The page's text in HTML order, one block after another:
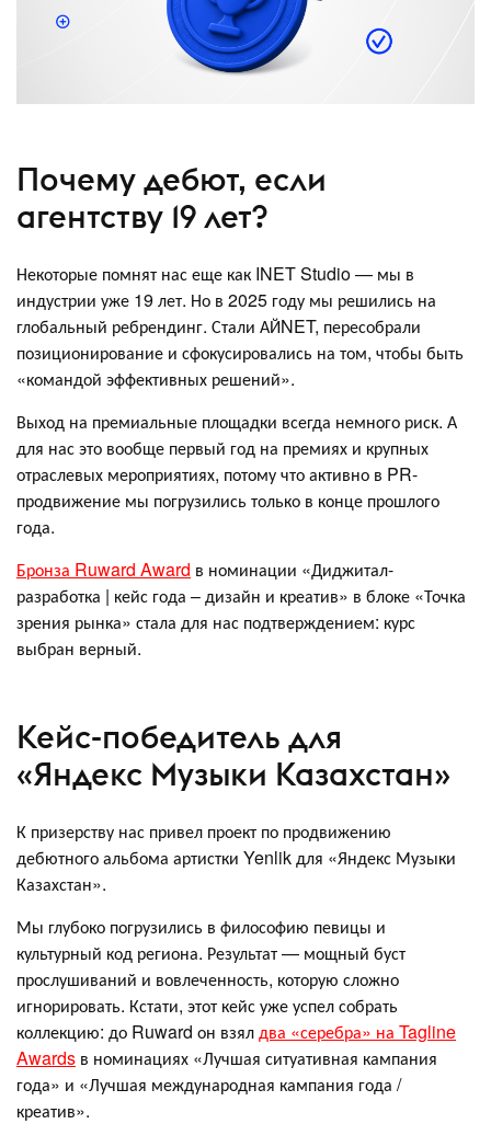
Почему дебют, если
агентству 19 лет?
Некоторые помнят нас еще как INET Studio — мы в
индустрии уже 19 лет. Но в 2025 году мы решились на
глобальный ребрендинг. Стали АЙNET, пересобрали
позиционирование и сфокусировались на том, чтобы быть
«командой эффективных решений».
Выход на премиальные площадки всегда немного риск. А
для нас это вообще первый год на премиях и крупных
отраслевых мероприятиях, потому что активно в PR-
продвижение мы погрузились только в конце прошлого
года.
Бронза Ruward Award в номинации «Диджитал-
разработка | кейс года – дизайн и креатив» в блоке «Точка
зрения рынка» стала для нас подтверждением: курс
выбран верный.
Кейс-победитель для
«Яндекс Музыки Казахстан»
К призерству нас привел проект по продвижению
дебютного альбома артистки Yenlik для «Яндекс Музыки
Казахстан».
Мы глубоко погрузились в философию певицы и
культурный код региона. Результат — мощный буст
прослушиваний и вовлеченность, которую сложно
игнорировать. Кстати, этот кейс уже успел собрать
коллекцию: до Ruward он взялдва «серебра» на Tagline
Awards в номинациях «Лучшая ситуативная кампания
года» и «Лучшая международная кампания года /
креатив».